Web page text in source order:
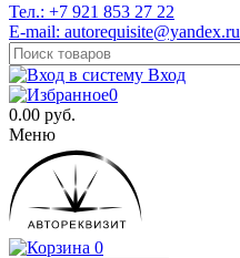
Тел.: +7 921 853 27 22
E-mail: autorequisite@yandex.ru
Вход
0
0.00 руб.
Меню
0